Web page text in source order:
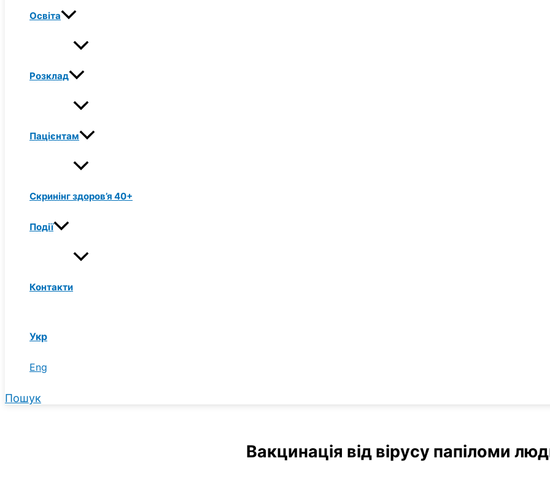
Освіта
Розклад
Пацієнтам
Скринінг здоров’я 40+
Події
Контакти
Укр
Eng
Пошук
Вакцинація від вірусу папіломи